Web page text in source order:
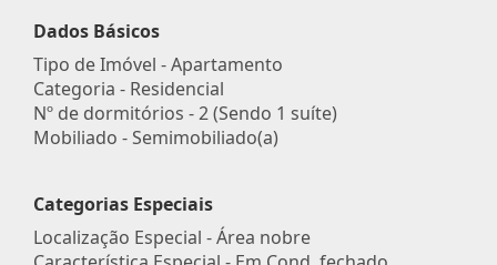
Dados Básicos
Tipo de Imóvel - Apartamento
Categoria - Residencial
Nº de dormitórios - 2 (Sendo 1 suíte)
Mobiliado - Semimobiliado(a)
Categorias Especiais
Localização Especial - Área nobre